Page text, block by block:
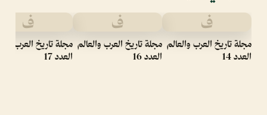
ف
مجلة تاريخ العرب والعالم
العدد 14
ف
مجلة تاريخ العرب والعالم
العدد 16 ‫‫‬
ف
مجلة تاريخ العرب
العدد 17